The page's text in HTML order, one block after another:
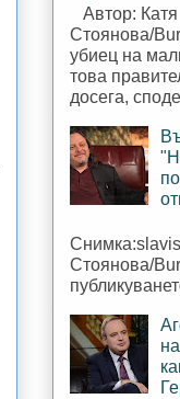
Автор: Катя
Стоянова/
убиец на
това
досега,
Стоянова/